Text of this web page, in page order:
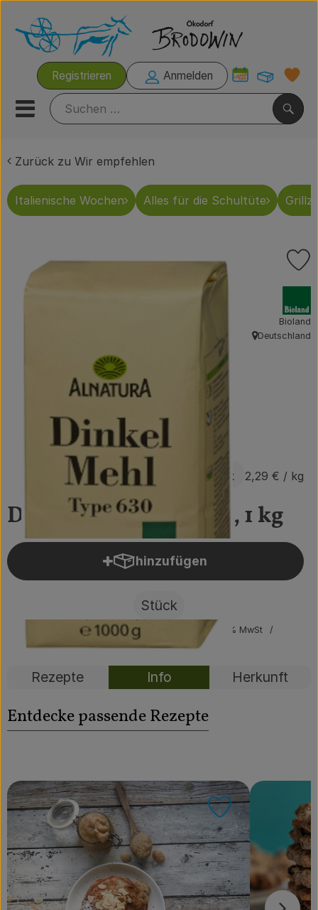
Registrieren Anmelden
Mobiles Menu öffnen oder
Rezeptkisten
Wir empfehlen
Vorratskammer
Frühstück
Süßes & Salziges
Haushalt
Der Betrieb
Brodowin besuchen
Über uns
Community
Zurück zu Wir empfehlen
Italienische Wochen Alles für die Schultüte
Dinkelmehl Type 630, 1 kg
2,29 € / Stück 2,29 € / kg
Bioland
, Herkunft:
Deutschland
hinzufügen
Produkt zum Warenkorb
Stück
2,29 €/ Stück / kg
7% MwSt
Handelsklasse II
Rezepte Info Herkunft
Entdecke passende Rezepte
Rezept zu